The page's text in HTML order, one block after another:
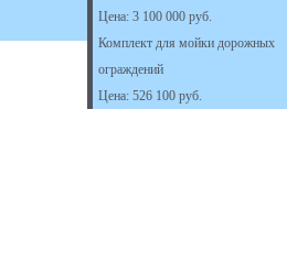
Цена: 3 100 000 руб.
Комплект для мойки дорожных
ограждений
Цена: 526 100 руб.